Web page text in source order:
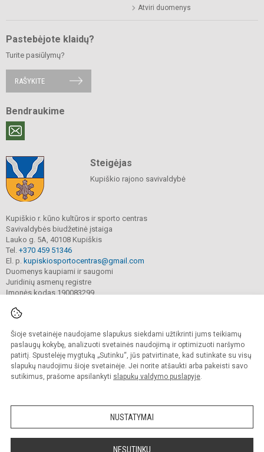
Šioje svetainėje naudojame slapukus siekdami užtikrinti jums teikiamų
paslaugų kokybę, analizuoti svetainės naudojimą ir optimizuoti naršymo
patirtį. Spustelėję mygtuką „Sutinku“, jūs patvirtinate, kad sutinkate su visų
slapukų naudojimu šioje svetainėje. Jei norite atšaukti arba pakeisti savo
sutikimus, prašome apsilankyti slapukų valdymo puslapyje.
NUSTATYMAI
NESUTINKU
Atviri duomenys
Pastebėjote klaidų?
Turite pasiūlymų?
RAŠYKITE
Bendraukime
Steigėjas
Kupiškio rajono savivaldybė
Kupiškio r. kūno kultūros ir sporto centras
Savivaldybės biudžetinė įstaiga
Lauko g. 5A, 40108 Kupiškis
Tel. +370 459 51346
El. p. kupiskiosportocentras@gmail.com
Duomenys kaupiami ir saugomi
Juridinių asmenų registre
Įmonės kodas 190083299
© 2022. Kupiškio r. kūno kultūros ir sporto centras. Visos teisės saugomos.
Kopijuoti turinį be raštiško sutikimo griežtai draudžiama.
Prieinamumo paraiška Slapukų valdymas
Sumanus būdas atnaujinti